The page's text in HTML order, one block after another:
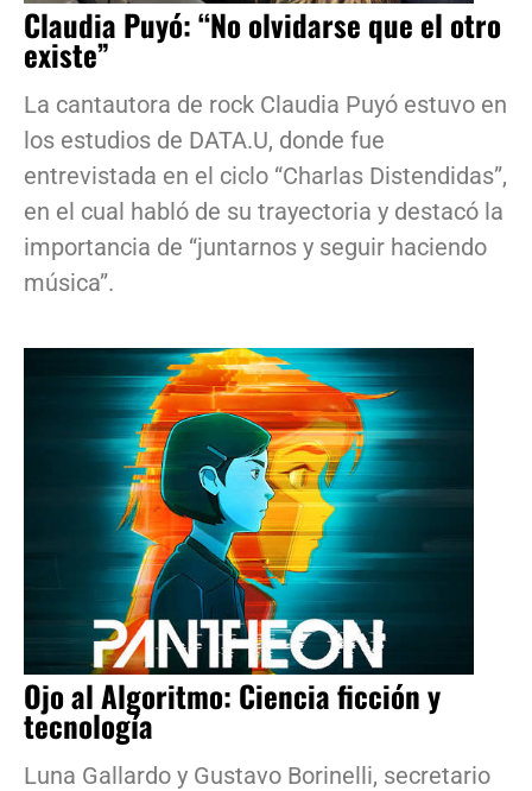
Claudia Puyó: “No olvidarse que el otro
existe”
La cantautora de rock Claudia Puyó estuvo en
los estudios de DATA.U, donde fue
entrevistada en el ciclo “Charlas Distendidas”,
en el cual habló de su trayectoria y destacó la
importancia de “juntarnos y seguir haciendo
música”.
Ojo al Algoritmo: Ciencia ficción y
tecnología
Luna Gallardo y Gustavo Borinelli, secretario